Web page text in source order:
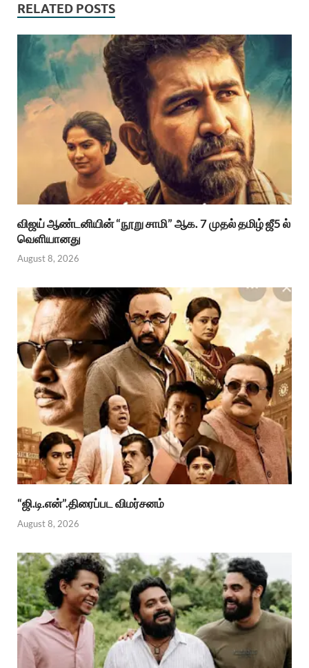
RELATED POSTS
விஜய் ஆண்டனியின் “நூறு சாமி” ஆக. 7 முதல் தமிழ் ஜீ5 ல்
வெளியானது
August 8, 2026
“ஜி.டி.என்”.திரைப்பட விமர்சனம்
August 8, 2026